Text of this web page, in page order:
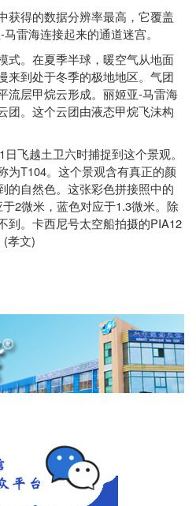
获得的数据分辨率最高，它覆盖
-马雷海连接起来的通道迷宫。
式。在夏季半球，暖空气从地面
来到处于冬季的极地地区。气团
流层甲烷云形成。丽姬亚-马雷海
团。这个云团由液态甲烷飞沫构
日飞越土卫六时捕捉到这个景观。
为T104。这个景观含有真正的颜
的自然色。这张彩色拼接照中的
于2微米，蓝色对应于1.3微米。除
到。卡西尼号太空船拍摄的PIA12
(孝文)